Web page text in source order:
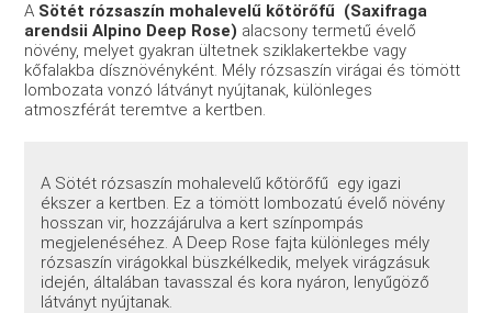
A Sötét rózsaszín mohalevelű kőtörőfű (Saxifraga
arendsii Alpino Deep Rose) alacsony termetű évelő
növény, melyet gyakran ültetnek sziklakertekbe vagy
kőfalakba dísznövényként. Mély rózsaszín virágai és tömött
lombozata vonzó látványt nyújtanak, különleges
atmoszférát teremtve a kertben.
A Sötét rózsaszín mohalevelű kőtörőfű egy igazi
ékszer a kertben. Ez a tömött lombozatú évelő növény
hosszan vir, hozzájárulva a kert színpompás
megjelenéséhez. A Deep Rose fajta különleges mély
rózsaszín virágokkal büszkélkedik, melyek virágzásuk
idején, általában tavasszal és kora nyáron, lenyűgöző
látványt nyújtanak.